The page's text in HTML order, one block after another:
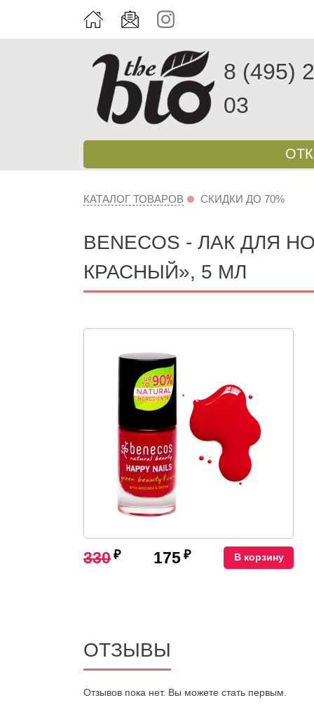
8 (495)
03
КАТАЛОГ ТОВАРОВ СКИДКИ ДО 70%
BENECOS - ЛАК ДЛЯ
КРАСНЫЙ», 5 МЛ
330 ₽ 175 ₽ В корзину
ОТЗЫВЫ
Oтзывов пока нет. Вы можете стать первым.